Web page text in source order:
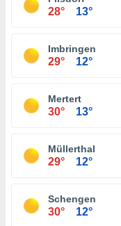
28° 13°
Imbringen
29° 12°
Mertert
30° 13°
Müllerthal
29° 12°
Schengen
30° 12°